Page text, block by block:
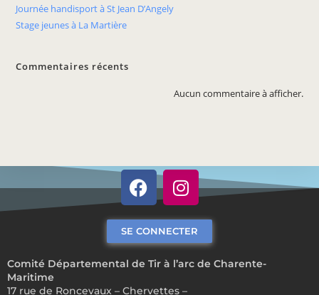
Journée handisport à St Jean D’Angely
Stage jeunes à La Martière
Commentaires récents
Aucun commentaire à afficher.
Comité Départemental de Tir à l’arc de Charente-
Maritime
17 rue de Roncevaux – Chervettes –
SE CONNECTER